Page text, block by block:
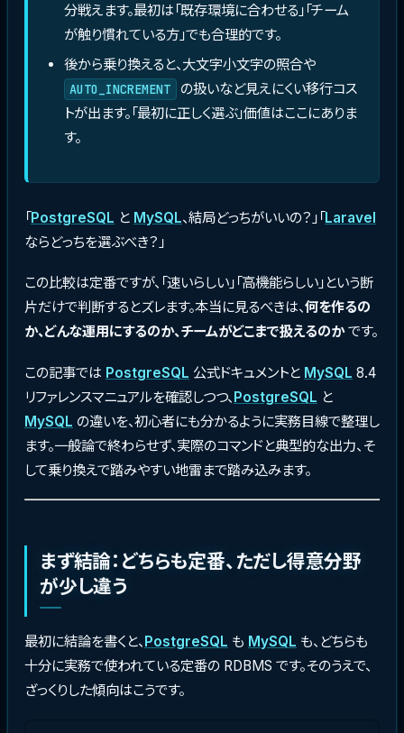
分戦えます。最初は「既存環境に合わせる」「チーム
が触り慣れている方」でも合理的です。
後から乗り換えると、大文字小文字の照合や
AUTO_INCREMENT
の扱いなど見えにくい移行コス
トが出ます。「最初に正しく選ぶ」価値はここにありま
す。
「PostgreSQL と MySQL、結局どっちがいいの？」「Laravel
ならどっちを選ぶべき？」
この比較は定番ですが、「速いらしい」「高機能らしい」という断
片だけで判断するとズレます。本当に見るべきは、何を作るの
か、どんな運用にするのか、チームがどこまで扱えるのかです。
この記事では PostgreSQL 公式ドキュメントと MySQL 8.4
リファレンスマニュアルを確認しつつ、PostgreSQL と
MySQL の違いを、初心者にも分かるように実務目線で整理し
ます。一般論で終わらせず、実際のコマンドと典型的な出力、そ
して乗り換えで踏みやすい地雷まで踏み込みます。
まず結論：どちらも定番、ただし得意分野
が少し違う
最初に結論を書くと、 PostgreSQL も MySQL も、どちらも
十分に実務で使われている定番の RDBMS です。そのうえで、
ざっくりした傾向はこうです。